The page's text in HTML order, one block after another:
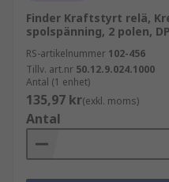
Finder Kraftstyrt relä,
spolspänning, 2 polen,
RS-artikelnummer 102-456
Tillv. art.nr 50.12.9.024.1000
Antal (1 enhet)
135,97 kr(exkl. moms)
Antal